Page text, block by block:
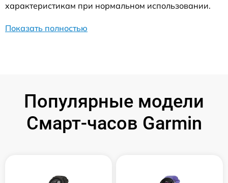
характеристикам при нормальном использовании.
Показать полностью
Популярные модели
Смарт-часов Garmin